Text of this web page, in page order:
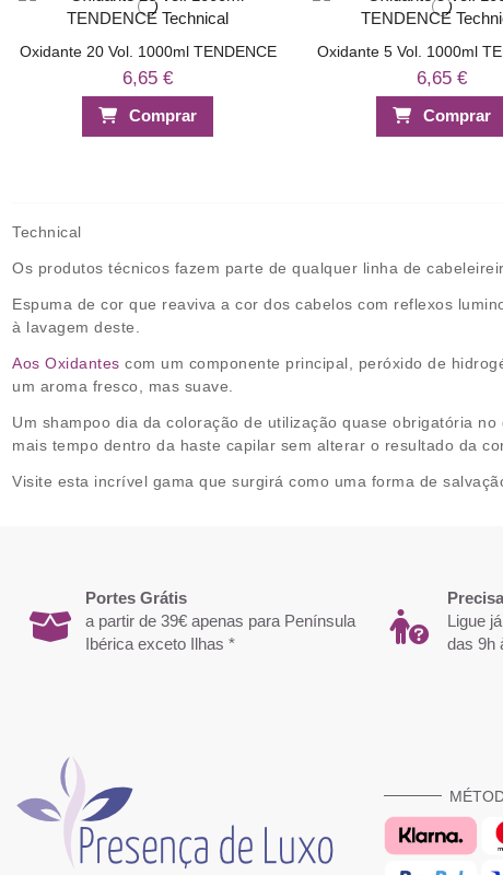
Oxidante 20 Vol. 1000ml TENDENCE
6,65 €
Comprar
Oxidante 5 Vol. 1000ml
6,65 €
Comprar
Technical
Os produtos técnicos fazem parte de qualquer linha de
Espuma de cor que reaviva a cor dos cabelos com reflexos
à lavagem deste.
Aos Oxidantes com um componente principal, peróxido de
um aroma fresco, mas suave.
Um shampoo dia da coloração de utilização quase obrigatória
mais tempo dentro da haste capilar sem alterar o resultado da
Visite esta incrível gama que surgirá como uma forma de
Portes Grátis
a partir de 39€ apenas para Península
Ibérica exceto Ilhas *
Ligue
das 9h